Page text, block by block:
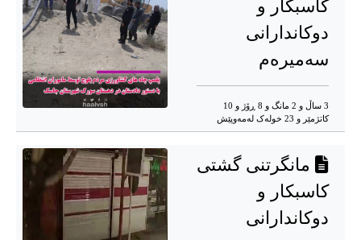
کاسبکار و
دوکاندارانی
سەمیرەم
3 ساڵ و 2 مانگ و 8 ڕۆژ و 10
کاتژمێر و 23 خوله‌ک له‌مه‌وپێش‌
مانگرتنی گشتی
کاسبکار و
دوکاندارانی